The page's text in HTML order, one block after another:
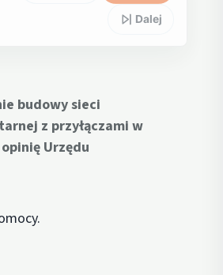
Dalej
budowy sieci
z przyłączami w
Urzędu